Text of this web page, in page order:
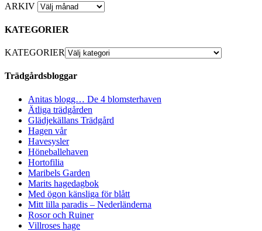
ARKIV
KATEGORIER
KATEGORIER
Trädgårdsbloggar
Anitas blogg… De 4 blomsterhaven
Ätliga trädgården
Glädjekällans Trädgård
Hagen vår
Havesysler
Höneballehaven
Hortofilia
Maribels Garden
Marits hagedagbok
Med ögon känsliga för blått
Mitt lilla paradis – Nederländerna
Rosor och Ruiner
Villroses hage